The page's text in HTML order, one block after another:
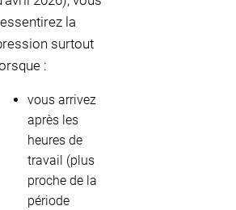
la
surtout
:
vous arrivez
après les
heures de
travail (plus
proche de la
période